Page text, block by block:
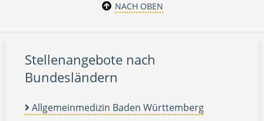
NACH OBEN
Stellenangebote nach
Bundesländern
Allgemeinmedizin Baden Württemberg